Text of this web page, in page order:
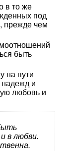
в то же
под
прежде чем
быть
на пути
надежд и
любовь и
в любви.